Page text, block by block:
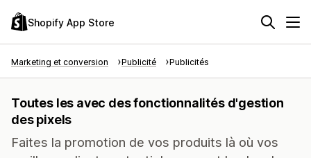
Shopify App Store
Marketing et conversion Publicité Publicités
Toutes les avec des fonctionnalités d'gestion
des pixels
Faites la promotion de vos produits là où vos